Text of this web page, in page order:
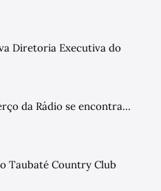
Diretoria Executiva do
da Rádio se encontra...
Taubaté Country Club